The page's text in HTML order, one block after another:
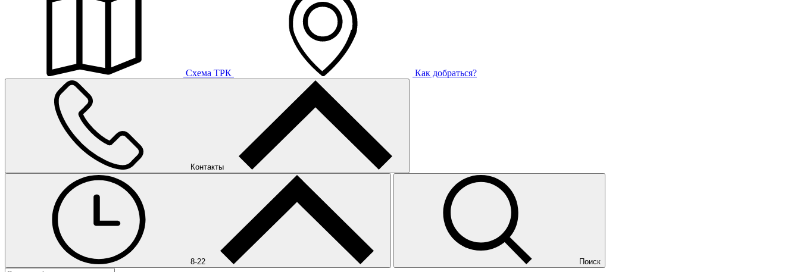
Схема ТРК Как добраться?
Контакты
8-22 Поиск